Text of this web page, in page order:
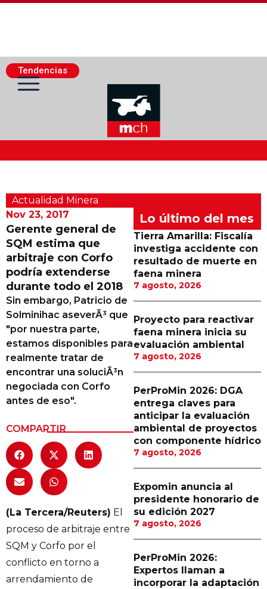
Tendencias
Actualidad Minera
Minería Superficie
Minerí­a Subterránea
Proveedores
Canal Digital
Columnas de Opinión
Designaciones
Calendario de Eventos
Revistas Digital
Siguenos
Actualidad Minera
Nov 23, 2017
Gerente general de
SQM estima que
arbitraje con Corfo
podría extenderse
durante todo el 2018
Sin embargo, Patricio de
Solminihac aseverÃ³ que
"por nuestra parte,
estamos disponibles para
realmente tratar de
encontrar una soluciÃ³n
negociada con Corfo
antes de eso".
COMPARTIR
(La Tercera/Reuters) El
proceso de arbitraje entre
SQM y Corfo por el
conflicto en torno a
arrendamiento de
Lo último del mes
Tierra Amarilla: Fiscalía
investiga accidente con
resultado de muerte en
faena minera
7 agosto, 2026
Proyecto para reactivar
faena minera inicia su
evaluación ambiental
7 agosto, 2026
PerProMin 2026: DGA
entrega claves para
anticipar la evaluación
ambiental de proyectos
con componente hídrico
7 agosto, 2026
Expomin anuncia al
presidente honorario de
su edición 2027
7 agosto, 2026
PerProMin 2026:
Expertos llaman a
incorporar la adaptación